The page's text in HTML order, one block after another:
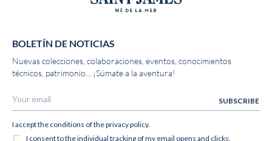
BOLETÍN DE NOTICIAS
Nuevas colecciones, colaboraciones, eventos, conocimientos
técnicos, patrimonio... ¡Súmate a la aventura!